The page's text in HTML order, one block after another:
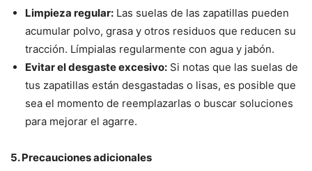
Limpieza regular: Las suelas de las zapatillas pueden
acumular polvo, grasa y otros residuos que reducen su
tracción. Límpialas regularmente con agua y jabón.
Evitar el desgaste excesivo: Si notas que las suelas de
tus zapatillas están desgastadas o lisas, es posible que
sea el momento de reemplazarlas o buscar soluciones
para mejorar el agarre.
5. Precauciones adicionales